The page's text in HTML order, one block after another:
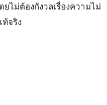
ไม่ต้องกังวลเรื่องความไม่
จริง